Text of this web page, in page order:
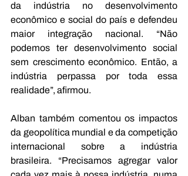
da indústria no desenvolvimento
econômico e social do país e defendeu
maior integração nacional. “Não
podemos ter desenvolvimento social
sem crescimento econômico. Então, a
indústria perpassa por toda essa
realidade”, afirmou.
Alban também comentou os impactos
da geopolítica mundial e da competição
internacional sobre a indústria
brasileira. “Precisamos agregar valor